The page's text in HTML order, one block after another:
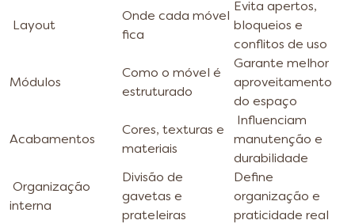
Layout
Onde cada móvel
fica
Evita apertos,
bloqueios e
conflitos de uso
Módulos
Como o móvel é
estruturado
Garante melhor
aproveitamento
do espaço
Acabamentos
Cores, texturas e
materiais
Influenciam
manutenção e
durabilidade
Organização
interna
Divisão de
gavetas e
prateleiras
Define
organização e
praticidade real